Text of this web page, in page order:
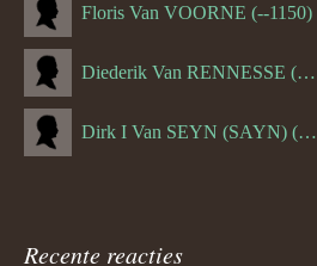
Floris Van VOORNE (--1150)
Diederik Van RENNESSE (--1144)
Dirk I Van SEYN (SAYN) (--1120)
Recente reacties